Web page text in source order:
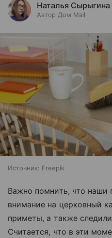
Наталья Сырыгина
Автор Дом Mail
Источник: Freepik
Важно помнить, что наши
внимание на церковный
приметы, а также
Считается, что в эти